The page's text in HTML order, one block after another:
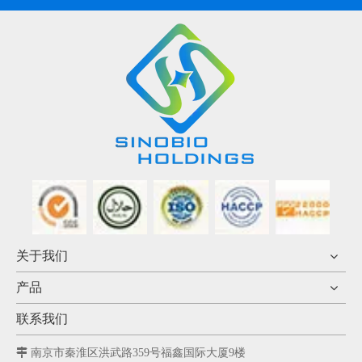
关于我们
产品
联系我们
 南京市秦淮区洪武路359号福鑫国际大厦9楼